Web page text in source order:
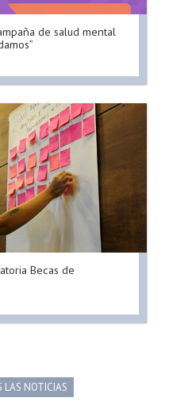
de salud mental
Becas de
LAS NOTICIAS